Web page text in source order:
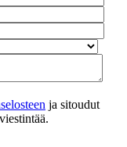
ja sitoudut